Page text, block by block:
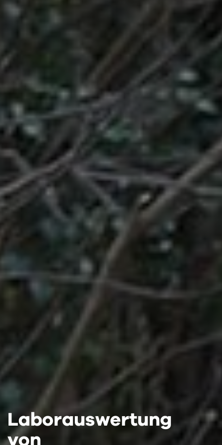
Laborauswertung
von
Laborauswertung
von
Laborauswertung
von